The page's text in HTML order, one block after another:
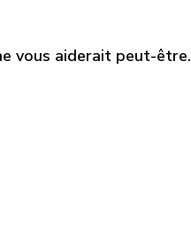
vous aiderait peut-être.